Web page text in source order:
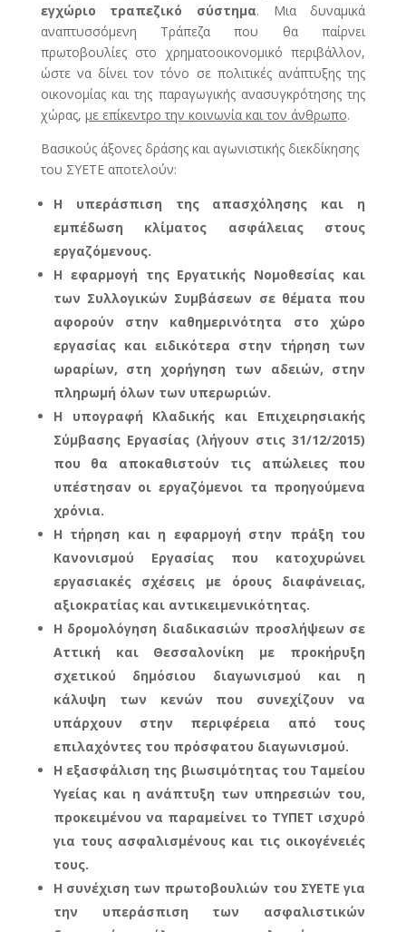
εγχώριο τραπεζικό σύστημα. Μια δυναμικά
αναπτυσσόμενη Τράπεζα που θα παίρνει
πρωτοβουλίες στο χρηματοοικονομικό περιβάλλον,
ώστε να δίνει τον τόνο σε πολιτικές ανάπτυξης της
οικονομίας και της παραγωγικής ανασυγκρότησης της
χώρας, με επίκεντρο την κοινωνία και τον άνθρωπο.
Βασικούς άξονες δράσης και αγωνιστικής διεκδίκησης
του ΣΥΕΤΕ αποτελούν:
H υπεράσπιση της απασχόλησης και η
εμπέδωση κλίματος ασφάλειας στους
εργαζόμενους.
Η εφαρμογή της Εργατικής Νομοθεσίας και
των Συλλογικών Συμβάσεων σε θέματα που
αφορούν στην καθημερινότητα στο χώρο
εργασίας και ειδικότερα στην τήρηση των
ωραρίων, στη χορήγηση των αδειών, στην
πληρωμή όλων των υπερωριών.
Η υπογραφή Κλαδικής και Επιχειρησιακής
Σύμβασης Εργασίας (λήγουν στις 31/12/2015)
που θα αποκαθιστούν τις απώλειες που
υπέστησαν οι εργαζόμενοι τα προηγούμενα
χρόνια.
Η τήρηση και η εφαρμογή στην πράξη του
Κανονισμού Εργασίας που κατοχυρώνει
εργασιακές σχέσεις με όρους διαφάνειας,
αξιοκρατίας και αντικειμενικότητας.
Η δρομολόγηση διαδικασιών προσλήψεων σε
Αττική και Θεσσαλονίκη με προκήρυξη
σχετικού δημόσιου διαγωνισμού και η
κάλυψη των κενών που συνεχίζουν να
υπάρχουν στην περιφέρεια από τους
επιλαχόντες του πρόσφατου διαγωνισμού.
Η εξασφάλιση της βιωσιμότητας του Ταμείου
Υγείας και η ανάπτυξη των υπηρεσιών του,
προκειμένου να παραμείνει το ΤΥΠΕΤ ισχυρό
για τους ασφαλισμένους και τις οικογένειές
τους.
Η συνέχιση των πρωτοβουλιών του ΣΥΕΤΕ για
την υπεράσπιση των ασφαλιστικών